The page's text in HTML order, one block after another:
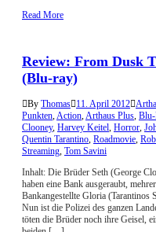
Read More
Review: From Dusk
(Blu-ray)
By Thomas 11. April 2012
Punkten,Action,Arthaus Plus, Blu-
Clooney, Harvey Keitel, Horror,
Quentin Tarantino, Roadmovie,
Streaming, Tom Savini
Inhalt: Die Brüder Seth (George
haben eine Bank ausgeraubt,
Bankangestellte Gloria (Tarantinos
Nun ist die Polizei des ganzen
töten die Brüder noch ihre Geisel,